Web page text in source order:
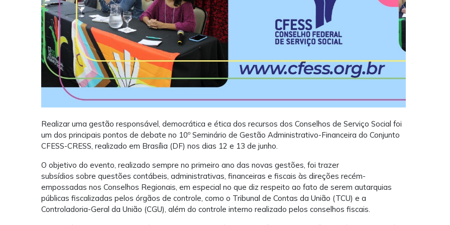
Realizar uma gestão responsável, democrática e ética dos recursos dos Conselhos de Serviço Social foi
um dos principais pontos de debate no 10º Seminário de Gestão Administrativo-Financeira do Conjunto
CFESS-CRESS, realizado em Brasília (DF) nos dias 12 e 13 de junho.
O objetivo do evento, realizado sempre no primeiro ano das novas gestões, foi trazer
subsídios sobre questões contábeis, administrativas, financeiras e fiscais às direções recém-
empossadas nos Conselhos Regionais, em especial no que diz respeito ao fato de serem autarquias
públicas fiscalizadas pelos órgãos de controle, como o Tribunal de Contas da União (TCU) e a
Controladoria-Geral da União (CGU), além do controle interno realizado pelos conselhos fiscais.